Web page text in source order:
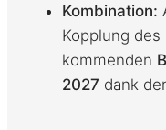
Kombination:
Kopplung
kommenden
2027 dank